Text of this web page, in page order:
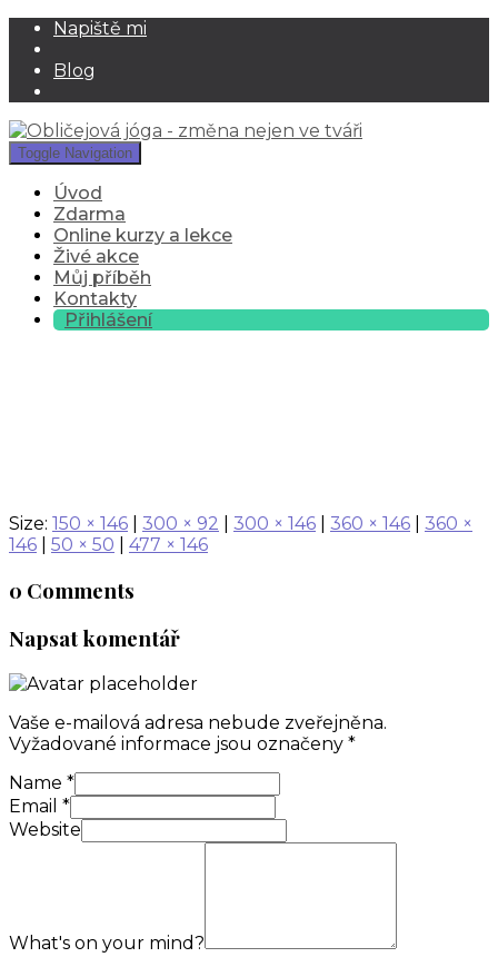
Napiště mi
Blog
Toggle Navigation
Úvod
Zdarma
Online kurzy a lekce
Živé akce
Můj příběh
Kontakty
Přihlášení
Size: 150 × 146 300 × 92 300 × 146 360 × 146
360 ×
146
50 × 50 477 × 146
0 Comments
Napsat komentář
Vaše e-mailová adresa nebude zveřejněna.
Vyžadované informace jsou označeny *
Name *
Email *
Website
What's on your mind?